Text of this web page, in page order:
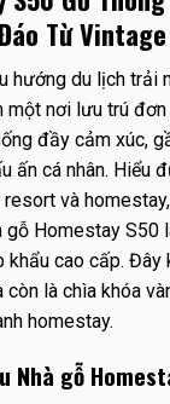
Từ
hướng du lịch trải
một nơi lưu trú
đầy cảm xúc,
ấn cá nhân. Hiểu
và
gỗ Homestay S50
khẩu cao cấp. Đây
còn là chìa khóa
homestay.
Nhà gỗ